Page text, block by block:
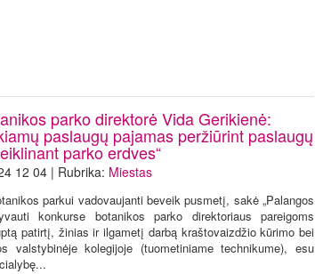
parko direktorė Vida Gerikienė:
paslaugų pajamas peržiūrint paslaugų
parko erdves“
12 04 | Rubrika: Miestas
parkui vadovaujanti beveik pusmetį, sakė „Palangos
konkurse botanikos parko direktoriaus pareigoms
patirtį, žinias ir ilgametį darbą kraštovaizdžio kūrimo bei
valstybinėje kolegijoje (tuometiniame technikume), esu